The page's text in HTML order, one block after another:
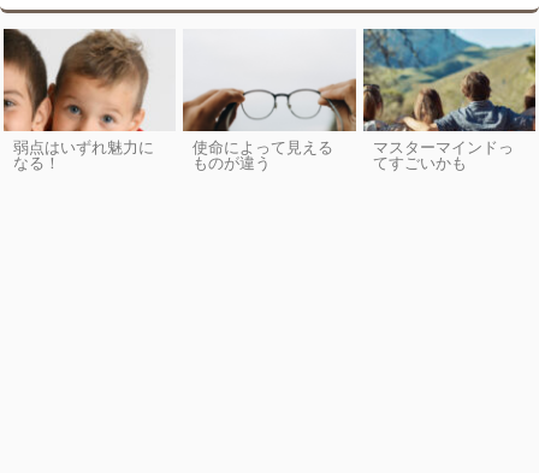
弱点はいずれ魅力に
なる！
使命によって見える
ものが違う
マスターマインドっ
てすごいかも